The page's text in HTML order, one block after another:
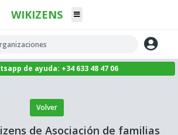
WIKIZENS
de ayuda: +34 633 48 47 06
Volver